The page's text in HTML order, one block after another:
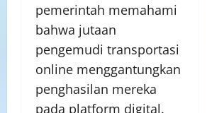
pemerintah memahami
bahwa jutaan
pengemudi transportasi
online menggantungkan
penghasilan mereka
pada platform digital.